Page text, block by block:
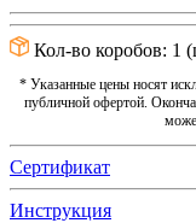
Кол-во коробов: 1
* Указанные цены носят
публичной офертой.
Сертификат
Инструкция